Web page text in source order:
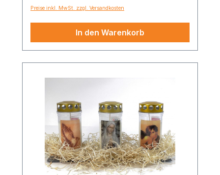
Preise inkl. MwSt. zzgl. Versandkosten
In den Warenkorb